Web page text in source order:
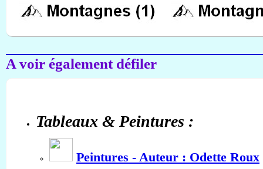
A voir également défiler
Tableaux & Peintures :
Peintures - Auteur : Odette Roux